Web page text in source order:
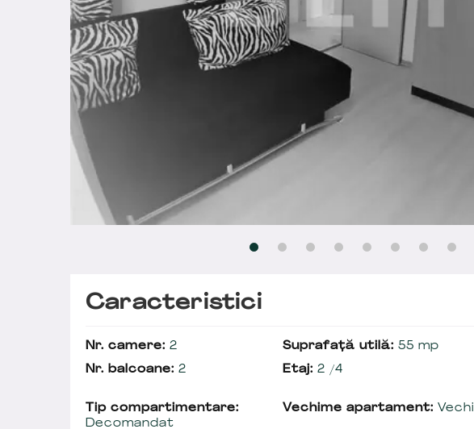
Caracteristici
Nr. camere: 2 Suprafață utilă: 55 mp
Nr. balcoane: 2 Etaj: 2 /4
Tip compartimentare:
Decomandat
Vechime apartament: Vechi